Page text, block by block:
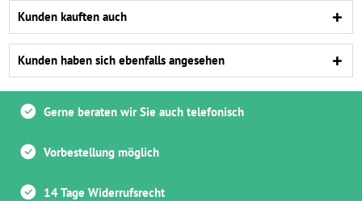
Kunden kauften auch
Kunden haben sich ebenfalls angesehen
Gerne beraten wir Sie auch telefonisch
Vorbestellung möglich
14 Tage Widerrufsrecht